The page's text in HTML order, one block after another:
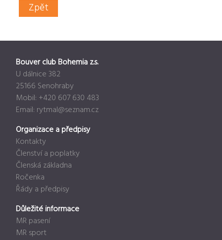
Zpět
Bouver club Bohemia z.s.
U dálnice 382
25166 Senohraby
Mobil: +420 607 630 483
Email: rytmal@seznam.cz
Organizace a předpisy
Kontakty
Členství a poplatky
Členská základna
Ročenka
Řády a předpisy
Důležité informace
MR pasení
MR sport